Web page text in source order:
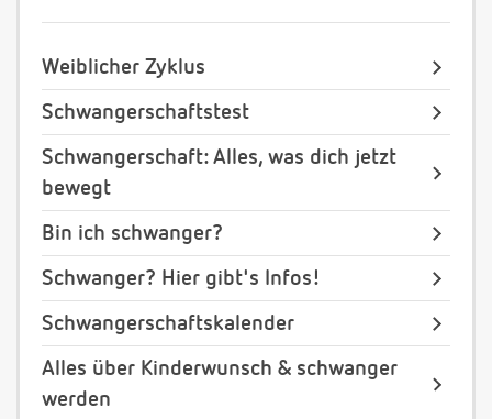
Weiblicher Zyklus
Schwangerschaftstest
Schwangerschaft: Alles, was dich jetzt
bewegt
Bin ich schwanger?
Schwanger? Hier gibt's Infos!
Schwangerschaftskalender
Alles über Kinderwunsch & schwanger
werden